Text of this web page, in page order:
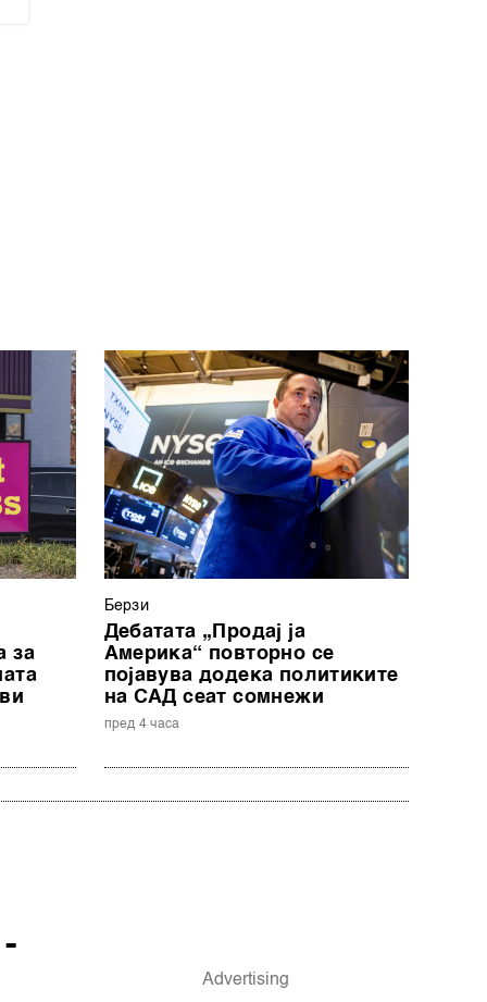
за
Берзи
Дебатата „Продај ја
Америка“ повторно се
појавува додека политиките
на САД сеат сомнежи
пред 4 часа